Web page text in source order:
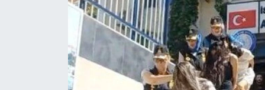
KÖŞE YAZILARI
KÖŞE YAZILARI (Arşiv)
KÜLTÜR SANAT